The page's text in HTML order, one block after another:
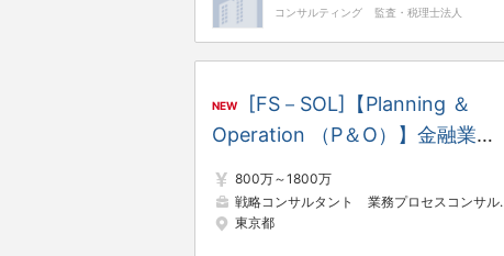
コンサルティング 監査・税理士法人
NEW
[FS－SOL]【Planning ＆
Operation （P＆O）】金融業務
800万～1800万
戦略コンサルタント
業務プロセスコンサルタント
東京都